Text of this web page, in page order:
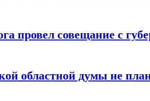
провел совещание с
областной думы не